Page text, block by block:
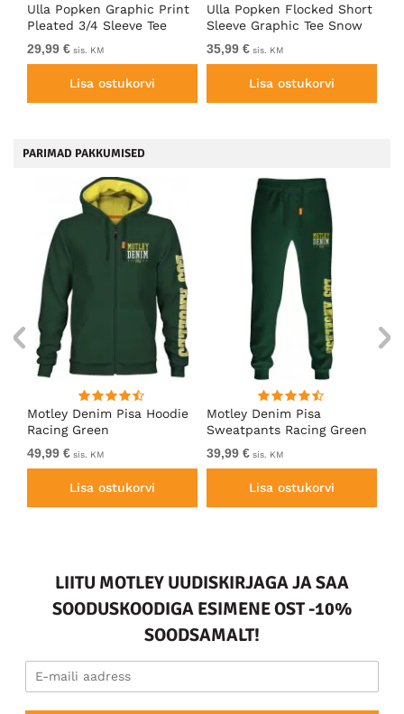
Ulla Popken Graphic Print
Pleated 3/4 Sleeve Tee
Blue
29,99 € sis. KM
Lisa ostukorvi
Ulla Popken Flocked Short
Sleeve Graphic Tee Snow
White
35,99 € sis. KM
Lisa ostukorvi
PARIMAD PAKKUMISED
Motley Denim Pisa Hoodie
Racing Green
49,99 € sis. KM
Lisa ostukorvi
Motley Denim Pisa
Sweatpants Racing Green
39,99 € sis. KM
Lisa ostukorvi
LIITU MOTLEY UUDISKIRJAGA JA SAA
SOODUSKOODIGA ESIMENE OST -10%
SOODSAMALT!